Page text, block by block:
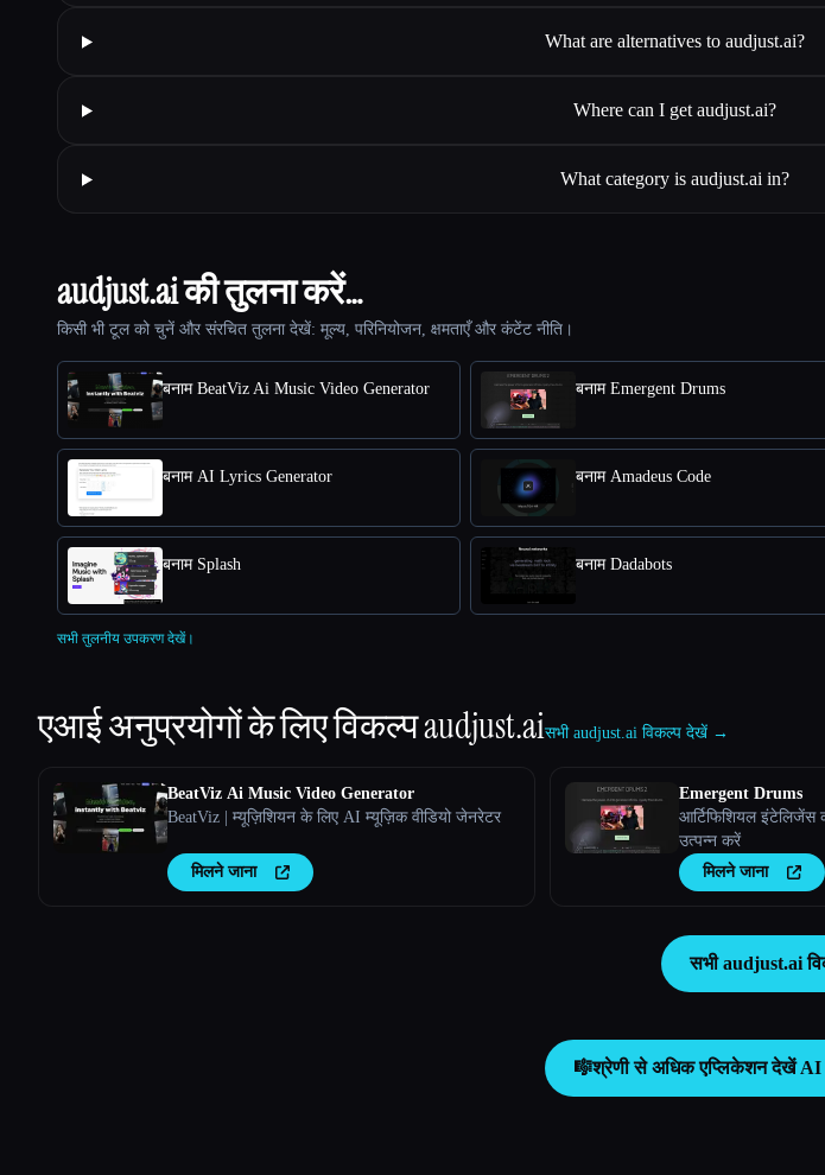
What are alternatives to audjust.ai?
Where can I get audjust.ai?
What category is audjust.ai in?
audjust.ai की तुलना करें…
किसी भी टूल को चुनें और संरचित तुलना देखें: मूल्य, परिनियोजन, क्षमताएँ और कंटेंट नीति।
बनाम BeatViz Ai Music Video Generator बनाम Emergent Drums
बनाम AI Lyrics Generator बनाम Amadeus Code
बनाम Splash बनाम Dadabots
सभी तुलनीय उपकरण देखें।
एआई अनुप्रयोगों के लिए विकल्पaudjust.aiसभी audjust.ai विकल्प देखें →
BeatViz Ai Music Video Generator
BeatViz | म्यूज़िशियन के लिए AI म्यूज़िक वीडियो जेनरेटर
मिलने जाना
Emergent Drums
आर्टिफिशियल इंटेलिजेंस
उत्पन्न करें
मिलने जाना
सभी audjust.ai
🎼श्रेणी से अधिक एप्लिकेशन देखेंAI